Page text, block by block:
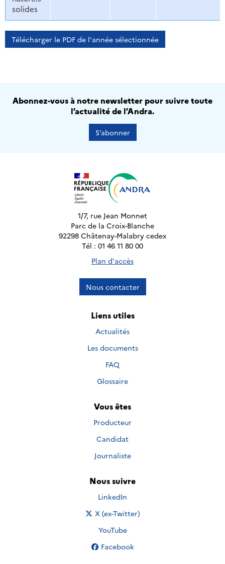
solides
Télécharger le PDF de l'année sélectionnée
Abonnez-vous à notre newsletter pour suivre toute
l’actualité de l’Andra.
S’abonner
1/7, rue Jean Monnet
Parc de la Croix-Blanche
92298 Châtenay-Malabry cedex
Tél : 01 46 11 80 00
Plan d'accès
Nous contacter
Liens utiles
Actualités
Les documents
FAQ
Glossaire
Vous êtes
Producteur
Candidat
Journaliste
Nous suivre
Nous suivre sur
LinkedIn
Nous suivre sur
X (ex-Twitter)
Nous suivre sur
YouTube
Nous suivre sur
Facebook